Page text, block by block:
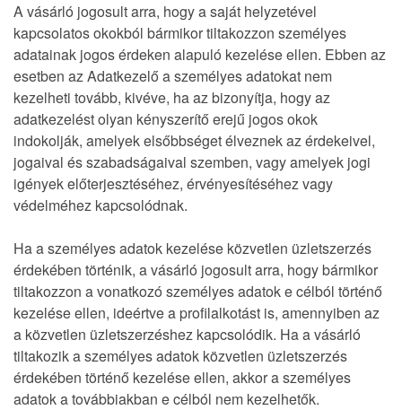
A vásárló jogosult arra, hogy a saját helyzetével
kapcsolatos okokból bármikor tiltakozzon személyes
adatainak jogos érdeken alapuló kezelése ellen. Ebben az
esetben az Adatkezelő a személyes adatokat nem
kezelheti tovább, kivéve, ha az bizonyítja, hogy az
adatkezelést olyan kényszerítő erejű jogos okok
indokolják, amelyek elsőbbséget élveznek az érdekeivel,
jogaival és szabadságaival szemben, vagy amelyek jogi
igények előterjesztéséhez, érvényesítéséhez vagy
védelméhez kapcsolódnak.
Ha a személyes adatok kezelése közvetlen üzletszerzés
érdekében történik, a vásárló jogosult arra, hogy bármikor
tiltakozzon a vonatkozó személyes adatok e célból történő
kezelése ellen, ideértve a profilalkotást is, amennyiben az
a közvetlen üzletszerzéshez kapcsolódik. Ha a vásárló
tiltakozik a személyes adatok közvetlen üzletszerzés
érdekében történő kezelése ellen, akkor a személyes
adatok a továbbiakban e célból nem kezelhetők.